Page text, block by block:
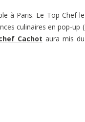
à Paris. Le Top Chef le
culinaires en pop-up (
Cachot aura mis du